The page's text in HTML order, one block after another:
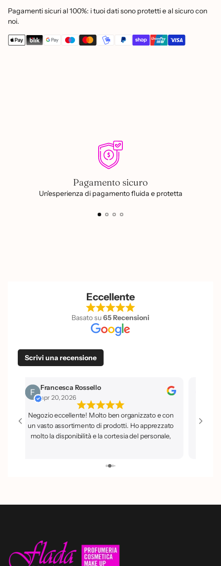
Pagamenti sicuri al 100%: i tuoi dati sono protetti e al sicuro con
noi.
Pagamento sicuro
Un'esperienza di pagamento fluida e protetta
Eccellente
Basato su 65 Recensioni
Scrivi una recensione
Francesca Rossello
apr 20, 2026
eccellente! Molto ben organizzato e con
assortimento di prodotti. Ho apprezzato
la disponibilità e la cortesia del personale,
Iside La Porta
apr 20, 2026